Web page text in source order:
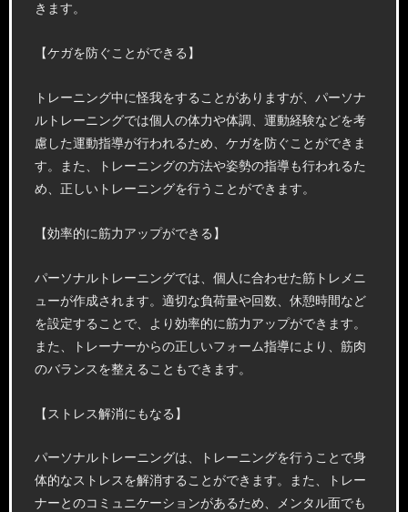
きます。
【ケガを防ぐことができる】
トレーニング中に怪我をすることがありますが、パーソナ
ルトレーニングでは個人の体力や体調、運動経験などを考
慮した運動指導が行われるため、ケガを防ぐことができま
す。また、トレーニングの方法や姿勢の指導も行われるた
め、正しいトレーニングを行うことができます。
【効率的に筋力アップができる】
パーソナルトレーニングでは、個人に合わせた筋トレメニ
ューが作成されます。適切な負荷量や回数、休憩時間など
を設定することで、より効率的に筋力アップができます。
また、トレーナーからの正しいフォーム指導により、筋肉
のバランスを整えることもできます。
【ストレス解消にもなる】
パーソナルトレーニングは、トレーニングを行うことで身
体的なストレスを解消することができます。また、トレー
ナーとのコミュニケーションがあるため、メンタル面でも